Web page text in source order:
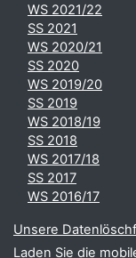
WS 2021/22
SS 2021
WS 2020/21
SS 2020
WS 2019/20
SS 2019
WS 2018/19
SS 2018
WS 2017/18
SS 2017
WS 2016/17
Unsere
Laden Sie die